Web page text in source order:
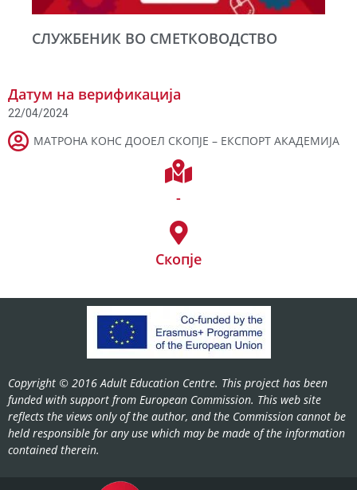
СЛУЖБЕНИК ВО СМЕТКОВОДСТВО
Датум на верификација
22/04/2024
МАТРОНА КОНС ДООЕЛ СКОПЈЕ – ЕКСПОРТ АКАДЕМИЈА
-
Скопје
Copyright © 2016 Adult Education Centre. This project has been
funded with support from European Commission. This web site
reflects the views only of the author, and the Commission cannot be
held responsible for any use which may be made of the information
contained therein.